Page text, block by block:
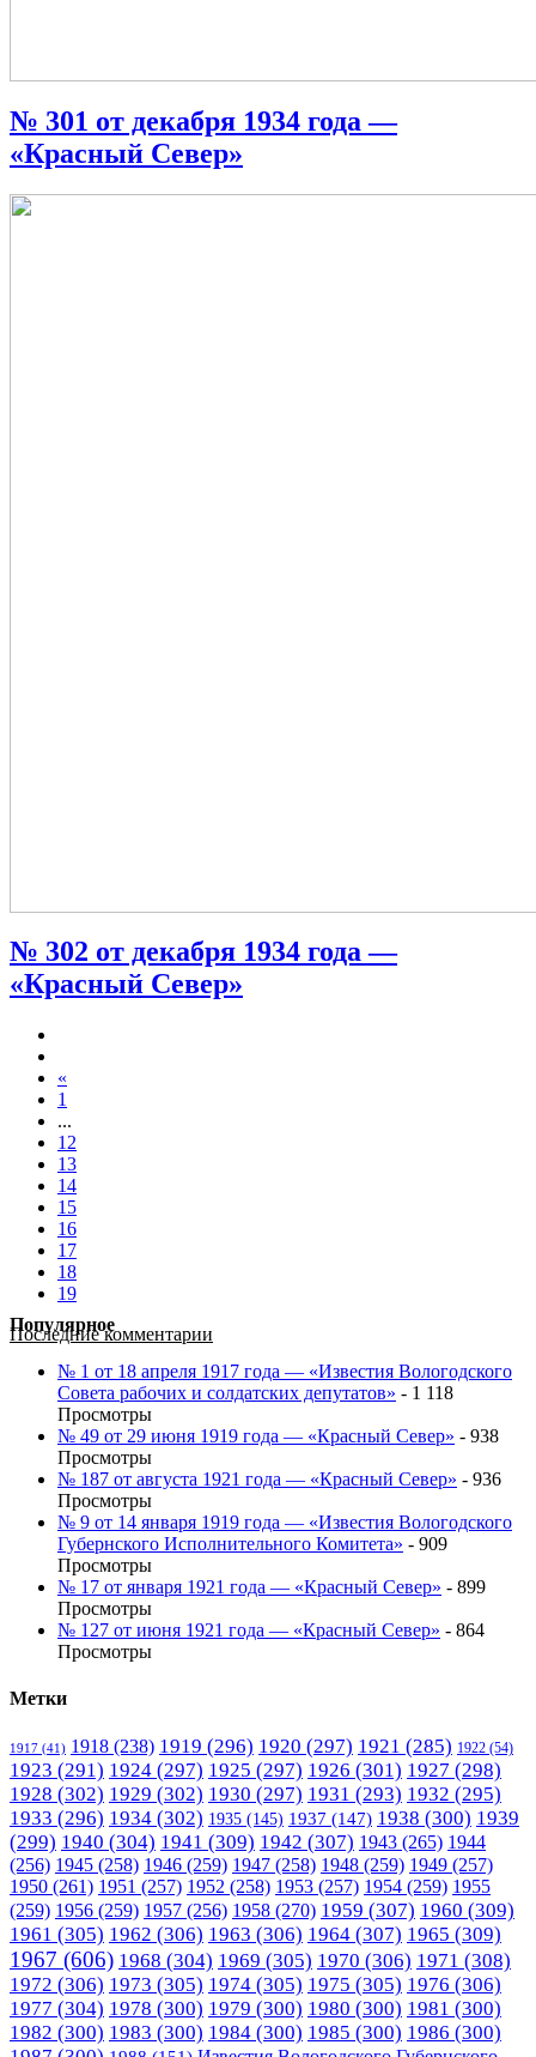
№ 301 от декабря 1934 года —
«Красный Север»
№ 302 от декабря 1934 года —
«Красный Север»
«
1
...
12
13
14
15
16
17
18
19
Последние комментарии
Популярное
№ 1 от 18 апреля 1917 года — «Известия Вологодского
Совета рабочих и солдатских депутатов» - 1 118
Просмотры
№ 49 от 29 июня 1919 года — «Красный Север» - 938
Просмотры
№ 187 от августа 1921 года — «Красный Север» - 936
Просмотры
№ 9 от 14 января 1919 года — «Известия Вологодского
Губернского Исполнительного Комитета» - 909
Просмотры
№ 17 от января 1921 года — «Красный Север» - 899
Просмотры
№ 127 от июня 1921 года — «Красный Север» - 864
Просмотры
Метки
1917 (41) 1918 (238) 1919 (296) 1920 (297) 1921 (285) 1922 (54)
1923 (291) 1924 (297) 1925 (297) 1926 (301) 1927 (298)
1928 (302) 1929 (302) 1930 (297) 1931 (293) 1932 (295)
1933 (296) 1934 (302) 1935 (145) 1937 (147) 1938 (300) 1939
(299) 1940 (304) 1941 (309) 1942 (307) 1943 (265) 1944
(256) 1945 (258) 1946 (259) 1947 (258) 1948 (259) 1949 (257)
1950 (261) 1951 (257) 1952 (258) 1953 (257) 1954 (259) 1955
(259) 1956 (259) 1957 (256) 1958 (270) 1959 (307) 1960 (309)
1961 (305) 1962 (306) 1963 (306) 1964 (307) 1965 (309)
1967 (606) 1968 (304) 1969 (305) 1970 (306) 1971 (308)
1972 (306) 1973 (305) 1974 (305) 1975 (305) 1976 (306)
1977 (304) 1978 (300) 1979 (300) 1980 (300) 1981 (300)
1982 (300) 1983 (300) 1984 (300) 1985 (300) 1986 (300)